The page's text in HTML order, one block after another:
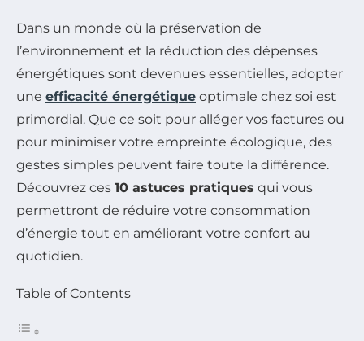
Dans un monde où la préservation de
l’environnement et la réduction des dépenses
énergétiques sont devenues essentielles, adopter
une efficacité énergétique optimale chez soi est
primordial. Que ce soit pour alléger vos factures ou
pour minimiser votre empreinte écologique, des
gestes simples peuvent faire toute la différence.
Découvrez ces 10 astuces pratiques qui vous
permettront de réduire votre consommation
d’énergie tout en améliorant votre confort au
quotidien.
Table of Contents